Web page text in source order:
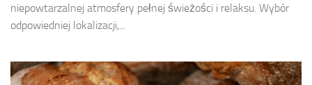
niepowtarzalnej atmosfery pełnej świeżości i relaksu. Wybór
odpowiedniej lokalizacji,...